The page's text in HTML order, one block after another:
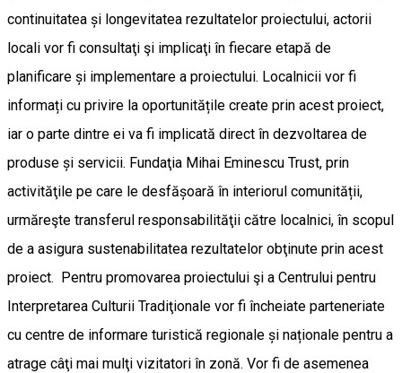
continuitatea și longevitatea rezultatelor proiectului, actorii
locali vor fi consultaţi şi implicaţi în fiecare etapă de
planificare și implementare a proiectului. Localnicii vor fi
informați cu privire la oportunitățile create prin acest proiect,
iar o parte dintre ei va fi implicată direct în dezvoltarea de
produse și servicii. Fundaţia Mihai Eminescu Trust, prin
activităţile pe care le desfășoară în interiorul comunității,
urmăreşte transferul responsabilităţii către localnici, în scopul
de a asigura sustenabilitatea rezultatelor obţinute prin acest
proiect. Pentru promovarea proiectului şi a Centrului pentru
Interpretarea Culturii Tradiţionale vor fi încheiate parteneriate
cu centre de informare turistică regionale și naționale pentru a
atrage câţi mai mulţi vizitatori în zonă. Vor fi de asemenea